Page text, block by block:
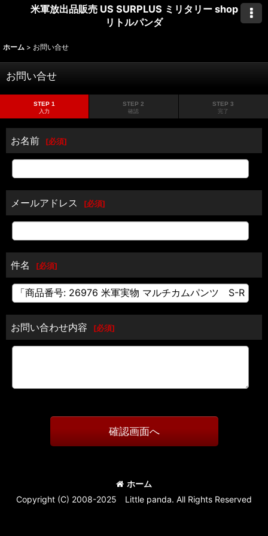
米軍放出品販売 US SURPLUS ミリタリー shop
リトルパンダ
ホーム > お問い合せ
お問い合せ
STEP 1
入力
STEP 2
確認
STEP 3
完了
お名前 [必須]
メールアドレス [必須]
件名 [必須]
お問い合わせ内容 [必須]
確認画面へ
ホーム
Copyright (C) 2008-2025 Little panda. All Rights Reserved